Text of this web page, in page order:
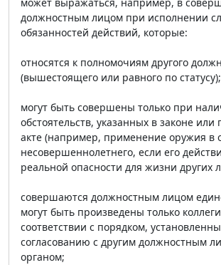
должностным лицом при исполнении
обязанностей действий, которые:
относятся к полномочиям другого
(вышестоящего или равного по статусу);
могут быть совершены только при
обстоятельств, указанных в законе или
акте (например, применение оружия в
несовершеннолетнего, если его
реальной опасности для жизни других
совершаются должностным лицом
могут быть произведены только
соответствии с порядком,
согласованию с другим должностным
органом;